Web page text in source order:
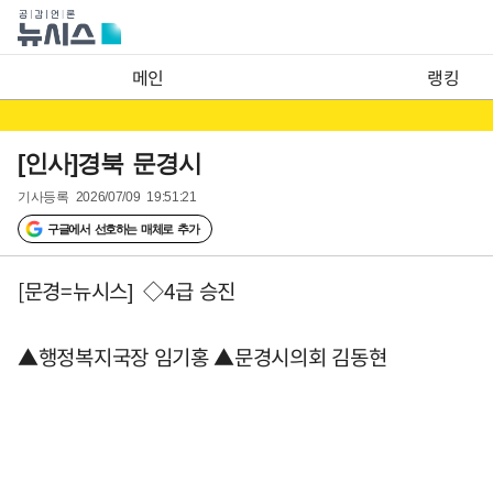
메인 랭킹
[인사]경북 문경시
기사등록 2026/07/09 19:51:21
구글에서 선호하는 매체로 추가
[문경=뉴시스] ◇4급 승진
▲행정복지국장 임기홍 ▲문경시의회 김동현